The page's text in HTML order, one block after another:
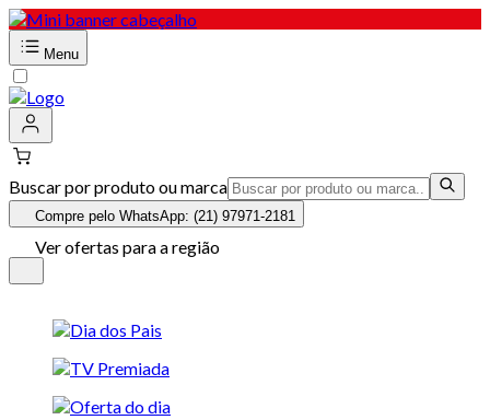
Menu
Buscar por produto ou marca
Compre pelo WhatsApp: (21) 97971-2181
Ver ofertas para a região